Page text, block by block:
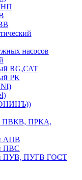
насосов
RG,САТ
РК
ПВКВ, ПРКА,
АПВ
ПВС
ПУВ, ПУГВ ГОСТ